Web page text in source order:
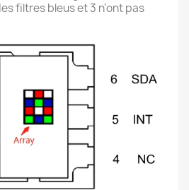
filtres bleus et 3 n'ont pas